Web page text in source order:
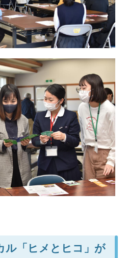
ル「ヒメとヒコ」が